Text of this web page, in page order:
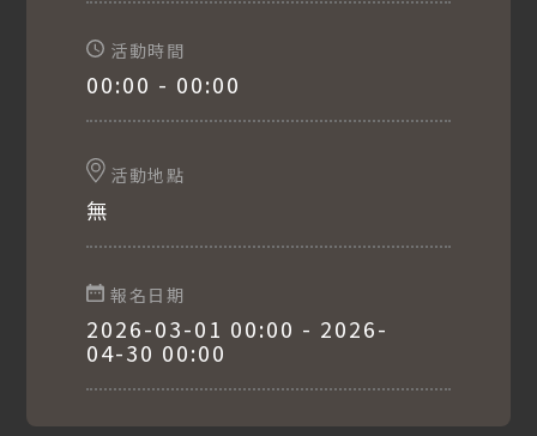
局的肯定支持下，成功推動西屯「領袖特區」社區總體營
情感加溫，成果卓著大受好評。至今富宇文化協會的社造活
動，已在全台中市開枝拓葉，遍及中科特區、南區、西區、
深耕近十年的富宇文化協會，活動內容包括：我們與食的距
離、廚神在我家、食農教育；來家織生活、童玩市集、文化
乃自發性成立，本著社造人才培訓及推動幸福共好的理念，
不遺餘力、努力經營，是台中市第一個非營利、跨社區的文
化協會。
活動時間
00:00 - 00:00
活動地點
無
報名日期
2026-03-01 00:00 - 2026-
04-30 00:00